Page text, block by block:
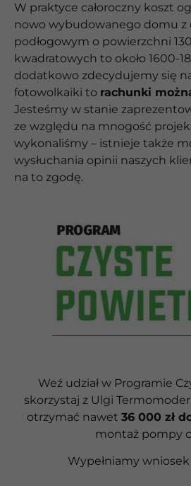
W praktyce całoroczny koszt
nowo wybudowanego domu z
podłogowym o powierzchni
kwadratowych to około 1600-
dodatkowo zdecydujemy się
fotowolkaiki to rachunki
Jesteśmy w stanie
ze względu na mnogość
wykonaliśmy – istnieje także
wysłuchania opinii naszych
na to zgodę.
Weź udział w Programie
skorzystaj z Ulgi
otrzymać nawet 36 000 zł
montaż pompy
Wypełniamy wniosek